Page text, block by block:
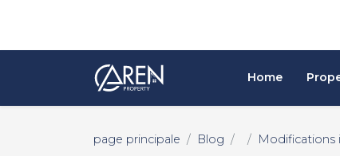
Home
page principale Blog